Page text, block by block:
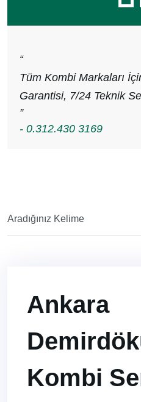
“
Tüm Kombi Markaları
Garantisi, 7/24 Teknik
”
- 0.312.430 3169
Ankara
Kombi